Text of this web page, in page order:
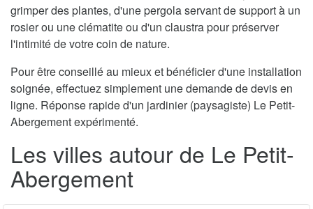
grimper des plantes, d'une pergola servant de support à un
rosier ou une clématite ou d'un claustra pour préserver
l'intimité de votre coin de nature.
Pour être conseillé au mieux et bénéficier d'une installation
soignée, effectuez simplement une demande de devis en
ligne. Réponse rapide d'un jardinier (paysagiste) Le Petit-
Abergement expérimenté.
Les villes autour de Le Petit-
Abergement